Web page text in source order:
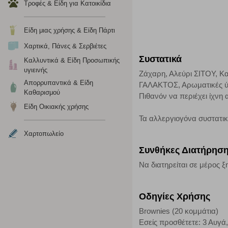
Τροφές & Είδη για Κατοικίδια
Είδη μιας χρήσης & Είδη Πάρτι
Χαρτικά, Πάνες & Σερβιέτες
Καλλυντικά & Είδη Προσωπικής
υγιεινής
Απορρυπαντικά & Είδη
Καθαρισμού
Είδη Οικιακής χρήσης
Χαρτοπωλείο
Συστατικά
Ζάχαρη, Αλεύρι ΣΙΤΟΥ,
ΓΑΛΑΚΤΟΣ, Αρωματικές
Πιθανόν να περιέχει
Τα αλλεργιογόνα
Συνθήκες
Να διατηρείται σε μέρος
Οδηγίες Χρήσης
Brownies (20 κομμάτια)
Εσείς προσθέτετε: 3
Cookies στόχευσης
Η συγκεκριμένη κατηγορία cookies ρυθμίζεται από
το πρόγραμμα περιήγησης και τη συσκευή σας. Αν δεν
Cookies απόδοσης
Η συγκεκριμένη κατηγορία cookies μας δίνει τη
να γνωρίζουμε ποιες σελίδες είναι περισσότερο, ή
τα cookies είναι συγκεντρωτικές και, συνεπώς,
Απολύτως απαραίτητα cookies
Η συγκεκριμένη κατηγορία cookies είναι απαραίτητη